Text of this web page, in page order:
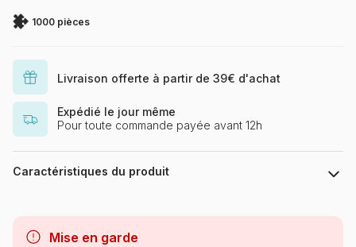
1000 pièces
Livraison offerte à partir de 39€ d'achat
Expédié le jour même
Pour toute commande payée avant 12h
Caractéristiques du produit
Mise en garde